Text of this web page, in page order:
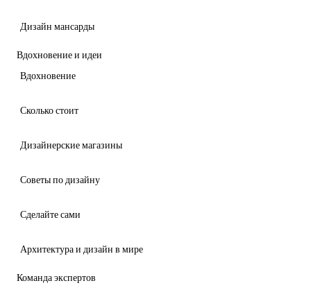
Дизайн мансарды
Вдохновение и идеи
Вдохновение
Сколько стоит
Дизайнерские магазины
Советы по дизайну
Сделайте сами
Архитектура и дизайн в мире
Команда экспертов